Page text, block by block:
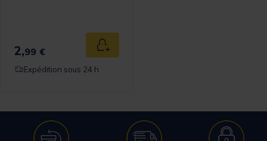
2,99 € Ajouter au panier
Expédition sous 24 h